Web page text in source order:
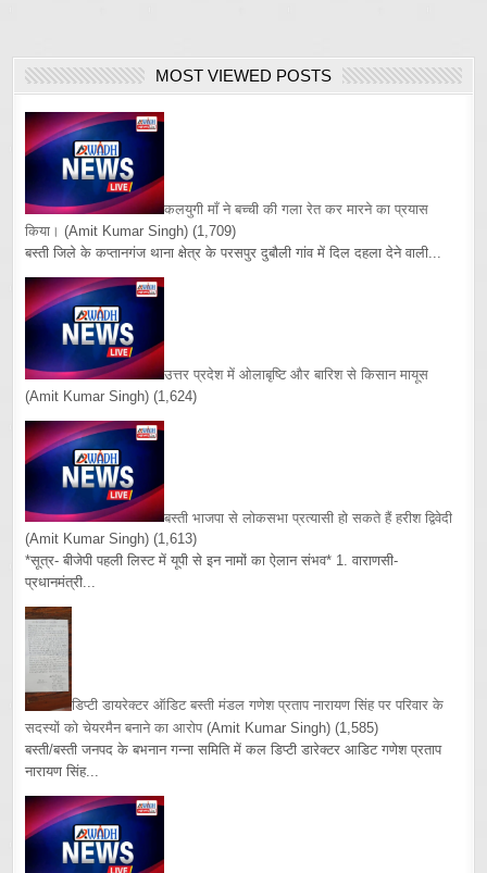
MOST VIEWED POSTS
कलयुगी माँ ने बच्ची की गला रेत कर मारने का प्रयास
किया। (Amit Kumar Singh) (1,709)
बस्ती जिले के कप्तानगंज थाना क्षेत्र के परसपुर दुबौली गांव में दिल दहला देने वाली...
उत्तर प्रदेश में ओलाबृष्टि और बारिश से किसान मायूस
(Amit Kumar Singh) (1,624)
बस्ती भाजपा से लोकसभा प्रत्यासी हो सकते हैं हरीश द्विवेदी
(Amit Kumar Singh) (1,613)
*सूत्र- बीजेपी पहली लिस्ट में यूपी से इन नामों का ऐलान संभव* 1. वाराणसी-
प्रधानमंत्री...
डिप्टी डायरेक्टर ऑडिट बस्ती मंडल गणेश प्रताप नारायण सिंह पर परिवार के
सदस्यों को चेयरमैन बनाने का आरोप (Amit Kumar Singh) (1,585)
बस्ती/बस्ती जनपद के बभनान गन्ना समिति में कल डिप्टी डारेक्टर आडिट गणेश प्रताप
नारायण सिंह...